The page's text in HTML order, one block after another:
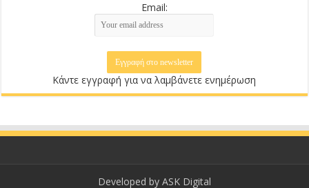
Email:
Κάντε εγγραφή για να λαμβάνετε ενημέρωση
Developed by ASK Digital